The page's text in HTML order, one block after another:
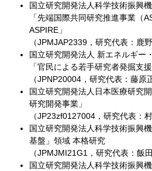
国立研究開発法人科学技術振興
「先端国際共同研究推進事業（
ASPIRE」
（JPMJAP2339，研究代表：鹿
国立研究開発法人 新エネルギー
「官民による若手研究者発掘支援
（JPNP20004，研究代表：藤原
国立研究開発法人日本医療研究
研究開発事業」
（JP23zf0127004，研究代表：
国立研究開発法人科学技術振興
基盤」領域 本格研究
（JPMJMI21G1，研究代表：飯
国立研究開発法人科学技術振興